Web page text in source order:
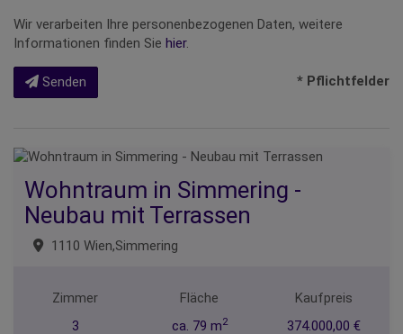
Wir verarbeiten Ihre personenbezogenen Daten, weitere
Informationen finden Sie hier.
Senden * Pflichtfelder
Wohntraum in Simmering -
Neubau mit Terrassen
1110 Wien,Simmering
Zimmer
3
Fläche
ca. 79 m2
Kaufpreis
374.000,00 €